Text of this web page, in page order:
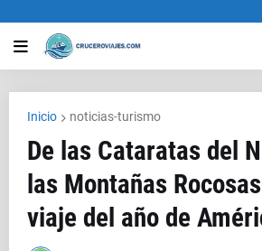
Inicio noticias-turismo
De las Cataratas del
las Montañas
viaje del año de